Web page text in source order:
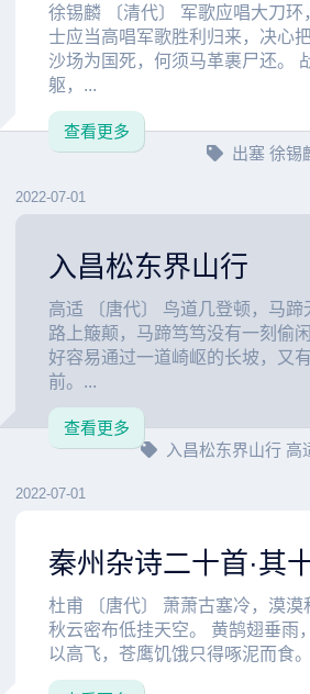
徐锡麟 〔清代〕 军歌应唱大刀
士应当高唱军歌胜利归来，决心
沙场为国死，何须马革裹尸还。
躯，...
查看更多
出塞 徐锡
2022-07-01
入昌松东界山行
高适 〔唐代〕 鸟道几登顿，马
路上簸颠，马蹄笃笃没有一刻偷
好容易通过一道崎岖的长坡，又
前。...
查看更多
入昌松东界山行 高
2022-07-01
秦州杂诗二十首·其
杜甫 〔唐代〕 萧萧古塞冷，漠漠
秋云密布低挂天空。 黄鹄翅垂雨
以高飞，苍鹰饥饿只得啄泥而食